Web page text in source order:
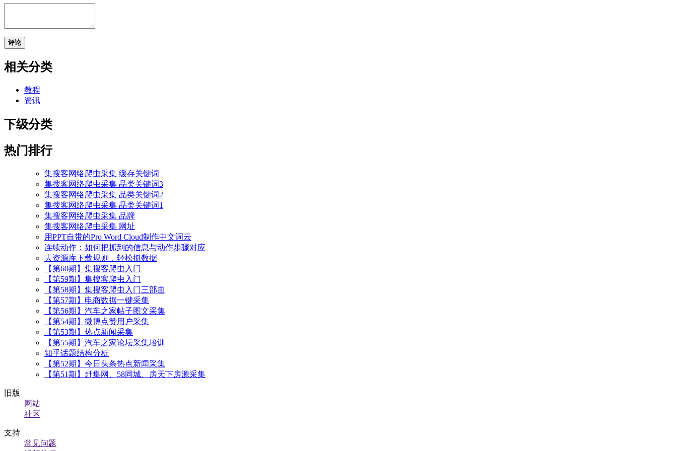
评论
相关分类
教程
资讯
下级分类
热门排行
集搜客网络爬虫采集 缓存关键词
集搜客网络爬虫采集 品类关键词3
集搜客网络爬虫采集 品类关键词2
集搜客网络爬虫采集 品类关键词1
集搜客网络爬虫采集 品牌
集搜客网络爬虫采集 网址
用PPT自带的Pro Word Cloud制作中文词云
连续动作：如何把抓到的信息与动作步骤对应
去资源库下载规则，轻松抓数据
【第60期】集搜客爬虫入门
【第59期】集搜客爬虫入门
【第58期】集搜客爬虫入门三部曲
【第57期】电商数据一键采集
【第56期】汽车之家帖子图文采集
【第54期】微博点赞用户采集
【第53期】热点新闻采集
【第55期】汽车之家论坛采集培训
知乎话题结构分析
【第52期】今日头条热点新闻采集
【第51期】赶集网、58同城、房天下房源采集
旧版
网站
社区
支持
常见问题